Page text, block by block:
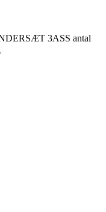
3ASS antal